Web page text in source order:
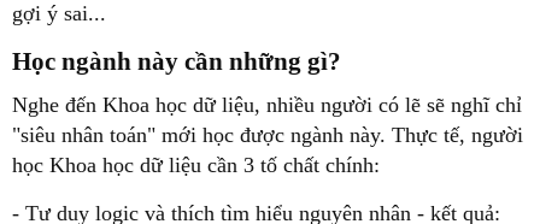
gợi ý sai...
Học ngành này cần những gì?
Nghe đến Khoa học dữ liệu, nhiều người có lẽ sẽ nghĩ chỉ
"siêu nhân toán" mới học được ngành này. Thực tế, người
học Khoa học dữ liệu cần 3 tố chất chính:
- Tư duy logic và thích tìm hiểu nguyên nhân - kết quả: